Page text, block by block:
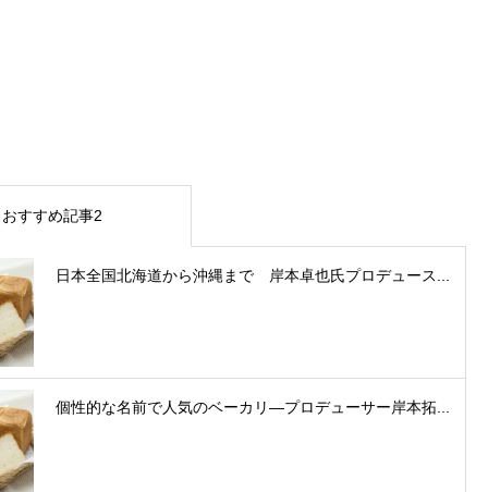
おすすめ記事2
日本全国北海道から沖縄まで 岸本卓也氏プロデュース...
個性的な名前で人気のベーカリ―プロデューサー岸本拓...